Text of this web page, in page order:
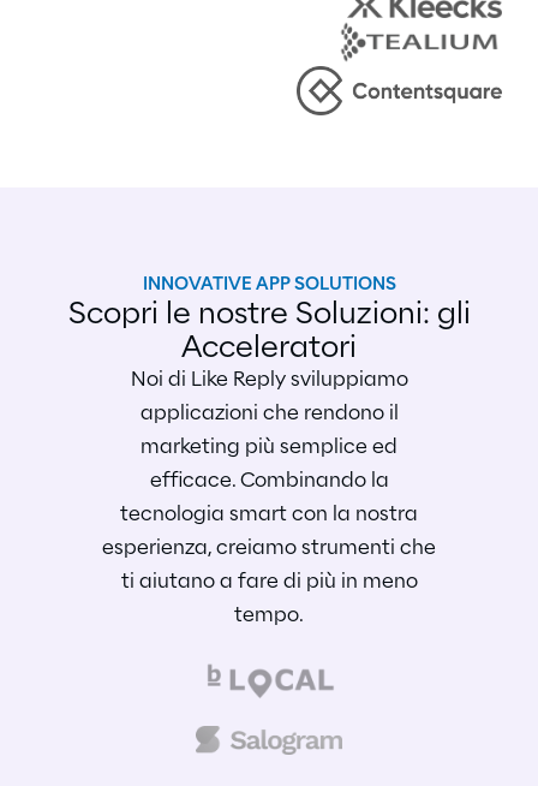
INNOVATIVE APP SOLUTIONS
Scopri le nostre Soluzioni: gli
Acceleratori
Noi di Like Reply sviluppiamo
applicazioni che rendono il
marketing più semplice ed
efficace.Combinando la
tecnologia smart con la nostra
esperienza, creiamo strumenti che
ti aiutano a fare di più in meno
tempo.